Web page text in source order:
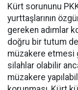
Kürt sorununu
yurttaşlarının
gereken adımlar
doğru bir tutum
müzakere etmesi
silahlar olabilir
müzakere